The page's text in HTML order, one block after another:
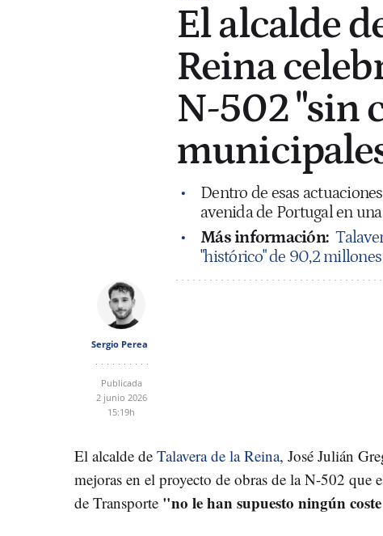
El alcalde
Reina
N-502 "sin
Dentro de esas
avenida de Portugal en
Más información:
"histórico" de 90,2
Sergio Perea
Publicada
2 junio 2026
15:19h
El alcalde de Talavera de la Reina, José Julián
mejoras en el proyecto de obras de la N-502 que
de Transporte "no le han supuesto ningún